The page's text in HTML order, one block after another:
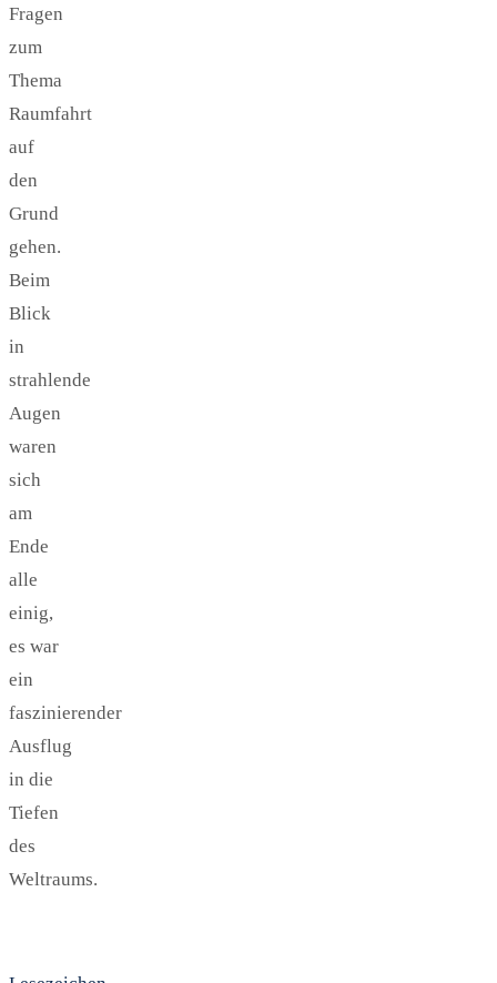
Fragen
zum
Thema
Raumfahrt
auf
den
Grund
gehen.
Beim
Blick
in
strahlende
Augen
waren
sich
am
Ende
alle
einig,
es war
ein
faszinierender
Ausflug
in die
Tiefen
des
Weltraums.